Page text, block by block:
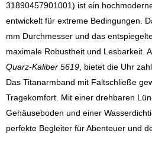
31890457901001) ist ein
entwickelt für extreme Bedingungen.
mm Durchmesser und das
maximale Robustheit und Lesbarkeit.
Quarz-Kaliber 5619 , bietet die Uhr
Das Titanarmband mit Faltschließe
Tragekomfort. Mit einer drehbaren
Gehäuseboden und einer
perfekte Begleiter für Abenteuer und